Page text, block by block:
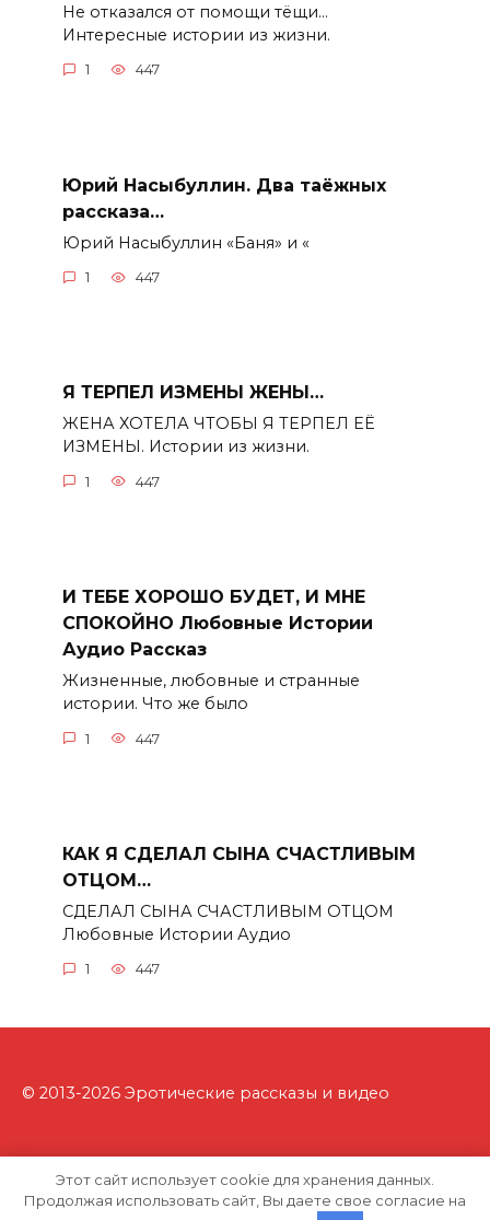
Не отказался от помощи тёщи…
Интересные истории из жизни.
1 447
Юрий Насыбуллин. Два таёжных
рассказа…
Юрий Насыбуллин «Баня» и «
1 447
Я ТЕРПЕЛ ИЗМЕНЫ ЖЕНЫ…
ЖЕНА ХОТЕЛА ЧТОБЫ Я ТЕРПЕЛ ЕЁ
ИЗМЕНЫ. Истории из жизни.
1 447
И ТЕБЕ ХОРОШО БУДЕТ, И МНЕ
СПОКОЙНО Любовные Истории
Аудио Рассказ
Жизненные, любовные и странные
истории. Что же было
1 447
КАК Я СДЕЛАЛ СЫНА СЧАСТЛИВЫМ
ОТЦОМ…
СДЕЛАЛ СЫНА СЧАСТЛИВЫМ ОТЦОМ
Любовные Истории Аудио
1 447
© 2013-2026 Эротические рассказы и видео
Этот сайт использует cookie для хранения данных.
Продолжая использовать сайт, Вы даете свое согласие на